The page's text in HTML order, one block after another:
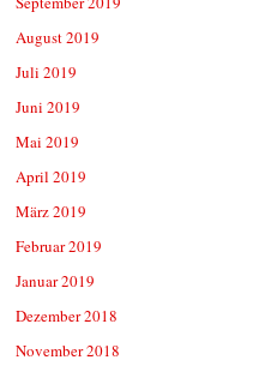
August 2019
Juli 2019
Juni 2019
Mai 2019
April 2019
März 2019
Februar 2019
Januar 2019
Dezember 2018
November 2018